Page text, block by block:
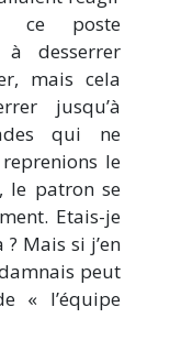
ce poste
à desserrer
mais cela
jusqu’à
qui ne
le
le patron se
Etais-je
Mais si j’en
peut
« l’équipe